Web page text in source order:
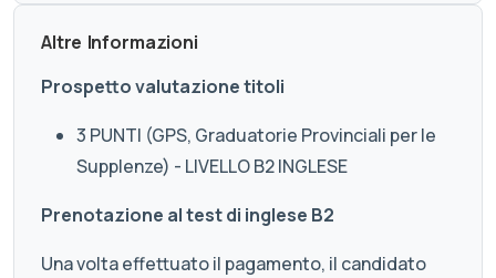
Altre Informazioni
Prospetto valutazione titoli
3 PUNTI (GPS, Graduatorie Provinciali per le
Supplenze) - LIVELLO B2 INGLESE
Prenotazione al test di inglese B2
Una volta effettuato il pagamento, il candidato